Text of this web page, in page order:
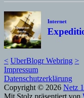
Internet
< UberBlogr Webring >
Impressum
Datenschutzerklärung
Copyright © 2026 Netz